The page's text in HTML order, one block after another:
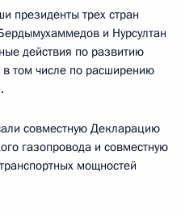
президенты трех стран
и Нурсултан
действия по развитию
в том числе по расширению
совместную Декларацию
газопровода и совместную
мощностей